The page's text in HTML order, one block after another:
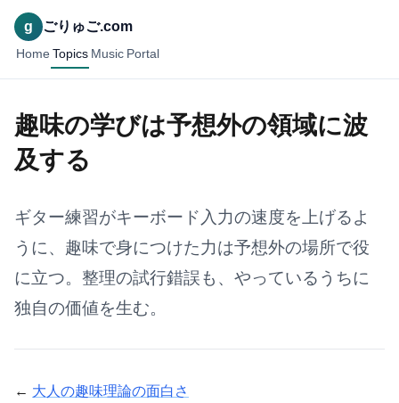
g ごりゅご.com
Home Topics Music Portal
趣味の学びは予想外の領域に波
及する
ギター練習がキーボード入力の速度を上げるよ
うに、趣味で身につけた力は予想外の場所で役
に立つ。整理の試行錯誤も、やっているうちに
独自の価値を生む。
← 大人の趣味理論の面白さ